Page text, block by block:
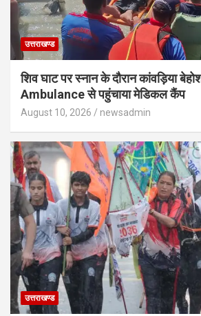
उत्तराखण्ड
शिव घाट पर स्नान के दौरान कांवड़िया
Ambulance से पहुंचाया मेडिकल कैंप
August 10, 2026 newsadmin
उत्तराखण्ड